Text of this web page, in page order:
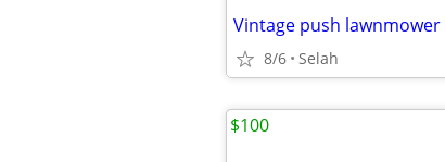
Vintage push lawnmower
8/6 Selah
$100